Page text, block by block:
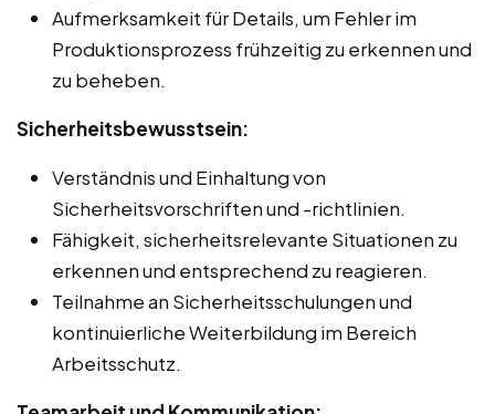
Aufmerksamkeit für Details, um Fehler im
Produktionsprozess frühzeitig zu erkennen und
zu beheben.
Sicherheitsbewusstsein:
Verständnis und Einhaltung von
Sicherheitsvorschriften und -richtlinien.
Fähigkeit, sicherheitsrelevante Situationen zu
erkennen und entsprechend zu reagieren.
Teilnahme an Sicherheitsschulungen und
kontinuierliche Weiterbildung im Bereich
Arbeitsschutz.